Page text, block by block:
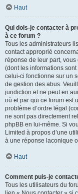
Haut
Qui dois-je contacter à
à ce forum ?
Tous les administrateurs
contact approprié
réponse de leur part,
(dont les informations
celui-ci fonctionne sur un
de gestion des abus.
juridiction et ne peut en
où et par qui ce forum est
problème d’ordre légal
ne sont pas directement
phpBB en lui-même. Si
Limited à propos d’une
à une réponse laconique
Haut
Comment puis-je
Tous les utilisateurs du